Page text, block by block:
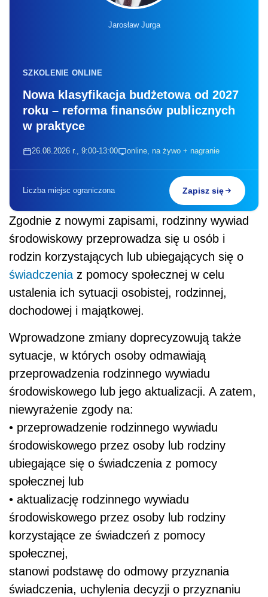
Jarosław Jurga
SZKOLENIE ONLINE
Nowa klasyfikacja budżetowa od 2027
roku – reforma finansów publicznych
w praktyce
26.08.2026 r., 9:00-13:00 online, na żywo + nagranie
Liczba miejsc ograniczona Zapisz się
Zgodnie z nowymi zapisami, rodzinny wywiad
środowiskowy przeprowadza się u osób i
rodzin korzystających lub ubiegających się o
świadczeniaz pomocy społecznej w celu
ustalenia ich sytuacji osobistej, rodzinnej,
dochodowej i majątkowej.
Wprowadzone zmiany doprecyzowują także
sytuacje, w których osoby odmawiają
przeprowadzenia rodzinnego wywiadu
środowiskowego lub jego aktualizacji. A zatem,
niewyrażenie zgody na:
• przeprowadzenie rodzinnego wywiadu
środowiskowego przez osoby lub rodziny
ubiegające się o świadczenia z pomocy
społecznej lub
• aktualizację rodzinnego wywiadu
środowiskowego przez osoby lub rodziny
korzystające ze świadczeń z pomocy
społecznej,
stanowi podstawę do odmowy przyznania
świadczenia, uchylenia decyzji o przyznaniu